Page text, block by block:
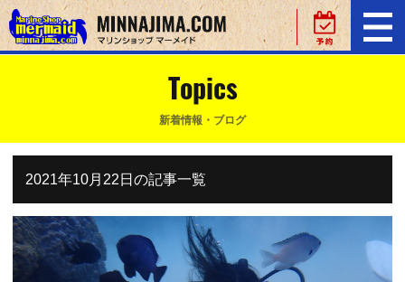
Topics
新着情報・ブログ
2021年10月22日の記事一覧